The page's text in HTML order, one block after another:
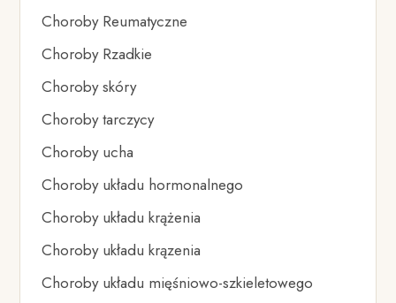
Choroby Reumatyczne
Choroby Rzadkie
Choroby skóry
Choroby tarczycy
Choroby ucha
Choroby układu hormonalnego
Choroby układu krążenia
Choroby układu krązenia
Choroby układu mięśniowo-szkieletowego